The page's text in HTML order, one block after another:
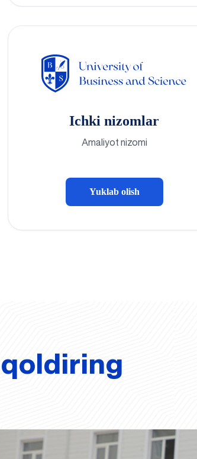
Ichki nizomlar
Amaliyot nizomi
Yuklab olish
qoldiring